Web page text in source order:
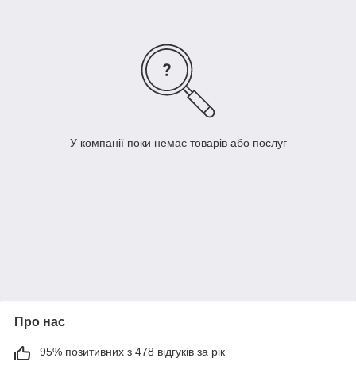
У компанії поки немає товарів або послуг
Про нас
95% позитивних з 478 відгуків за рік